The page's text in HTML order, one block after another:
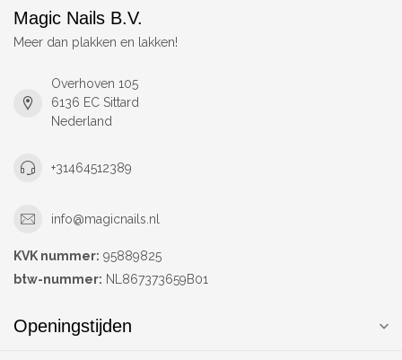
Magic Nails B.V.
Meer dan plakken en lakken!
Overhoven 105
6136 EC Sittard
Nederland
+31464512389
info@magicnails.nl
KVK nummer: 95889825
btw-nummer: NL867373659B01
Openingstijden